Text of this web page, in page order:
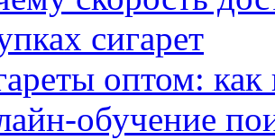
сигарет
оптом:
обучение